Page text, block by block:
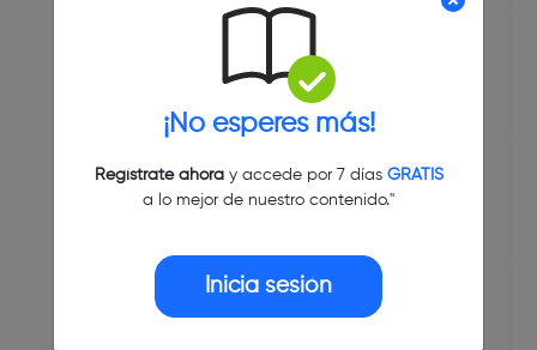
¡No esperes más!
Regístrate ahoray accede por 7 días GRATIS
a lo mejor de nuestro contenido."
Inicia sesión